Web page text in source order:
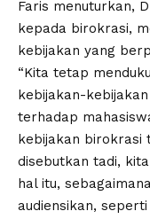
Faris menuturkan,
kepada birokrasi,
kebijakan yang
“Kita tetap
kebijakan-
terhadap
kebijakan birokrasi
disebutkan tadi,
hal itu,
audiensikan, seperti